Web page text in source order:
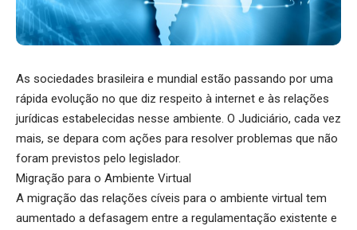
As sociedades brasileira e mundial estão passando por uma
rápida evolução no que diz respeito à internet e às relações
jurídicas estabelecidas nesse ambiente. O Judiciário, cada vez
mais, se depara com ações para resolver problemas que não
foram previstos pelo legislador.
Migração para o Ambiente Virtual
A migração das relações cíveis para o ambiente virtual tem
aumentado a defasagem entre a regulamentação existente e